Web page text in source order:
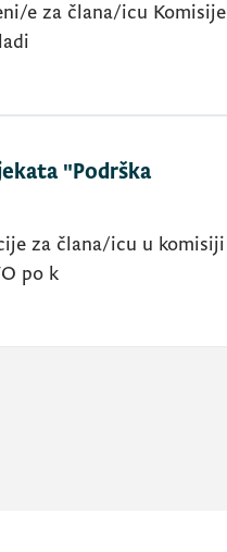
e za člana/icu Komisije
"Podrška
za člana/icu u komisiji
po k